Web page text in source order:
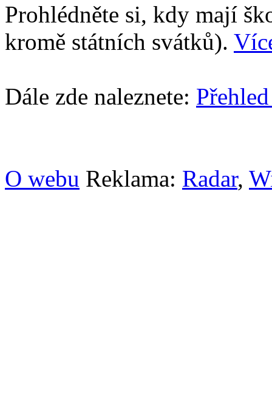
Prohlédněte si, kdy mají
kromě státních svátků).
Dále zde naleznete:
O webu Reklama: Radar,